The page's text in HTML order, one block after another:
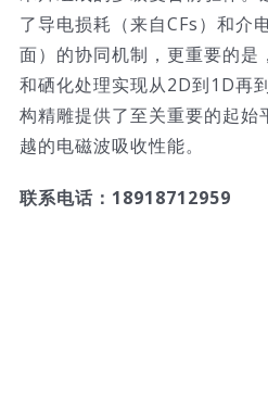
了导电损耗（来自CFs）和介
面）的协同机制，更重要的是
和硒化处理实现从2D到1D再
构精雕提供了至关重要的起始
越的电磁波吸收性能。
联系电话：18918712959